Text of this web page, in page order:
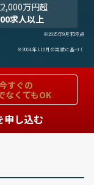
万円超
求人以上
※2025年9月末時点
※2024年1-12月の実績に基づく
すぐの
なくてもOK
申し込む